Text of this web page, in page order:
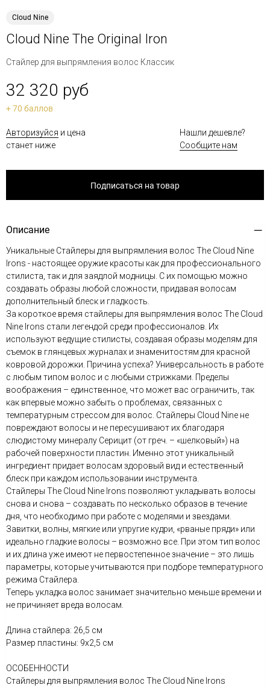
Cloud Nine
Cloud Nine The Original Iron
Стайлер для выпрямления волос Классик
32 320 руб
+ 70 баллов
Авторизуйся и цена
станет ниже
Нашли дешевле?
Сообщите нам
Подписаться на товар
Описание
Уникальные Стайлеры для выпрямления волос The Cloud Nine
Irons - настоящее оружие красоты как для профессионального
стилиста, так и для заядлой модницы. С их помощью можно
создавать образы любой сложности, придавая волосам
дополнительный блеск и гладкость.
За короткое время стайлеры для выпрямления волос The Cloud
Nine Irons стали легендой среди профессионалов. Их
используют ведущие стилисты, создавая образы моделям для
съемок в глянцевых журналах и знаменитостям для красной
ковровой дорожки. Причина успеха? Универсальность в работе
с любым типом волос и с любыми стрижками. Пределы
воображения – единственное, что может вас ограничить, так
как впервые можно забыть о проблемах, связанных с
температурным стрессом для волос. Стайлеры Cloud Nine не
повреждают волосы и не пересушивают их благодаря
слюдистому минералу Cерицит (от греч. – «шелковый») на
рабочей поверхности пластин. Именно этот уникальный
ингредиент придает волосам здоровый вид и естественный
блеск при каждом использовании инструмента.
Стайлеры The Cloud Nine Irons позволяют укладывать волосы
снова и снова – создавать по несколько образов в течение
дня, что необходимо при работе с моделями и звездами.
Завитки, волны, мягкие или упругие кудри, «рваные пряди» или
идеально гладкие волосы – возможно все. При этом тип волос
и их длина уже имеют не первостепенное значение – это лишь
параметры, которые учитываются при подборе температурного
режима Стайлера.
Теперь укладка волос занимает значительно меньше времени и
не причиняет вреда волосам.
Длина стайлера: 26,5 см
Размер пластины: 9х2,5 см
ОСОБЕННОСТИ
Стайлеры для выпрямления волос The Cloud Nine Irons